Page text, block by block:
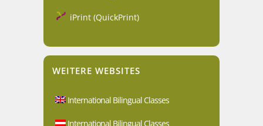
iPrint (QuickPrint)
WEITERE WEBSITES
International Bilingual Classes
International Bilingual Classes